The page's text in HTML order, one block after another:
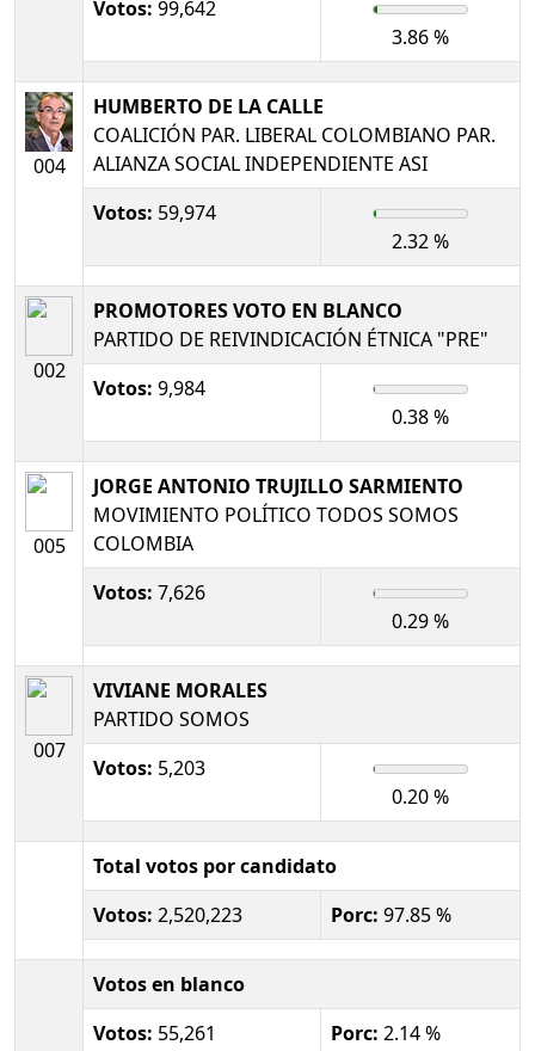
Votos: 99,642
3.86 %
004
HUMBERTO DE LA CALLE
COALICIÓN PAR. LIBERAL COLOMBIANO PAR.
ALIANZA SOCIAL INDEPENDIENTE ASI
Votos: 59,974
2.32 %
002
PROMOTORES VOTO EN BLANCO
PARTIDO DE REIVINDICACIÓN ÉTNICA "PRE"
Votos: 9,984
0.38 %
005
JORGE ANTONIO TRUJILLO SARMIENTO
MOVIMIENTO POLÍTICO TODOS SOMOS
COLOMBIA
Votos: 7,626
0.29 %
007
VIVIANE MORALES
PARTIDO SOMOS
Votos: 5,203
0.20 %
Total votos por candidato
Votos: 2,520,223 Porc: 97.85 %
Votos en blanco
Votos: 55,261 Porc: 2.14 %